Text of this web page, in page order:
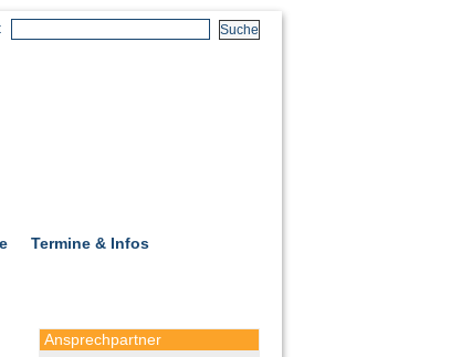
Termine & Infos
Ansprechpartner